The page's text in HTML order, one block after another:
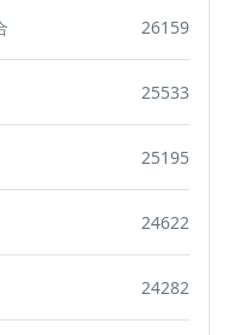
26159
25533
25195
24622
24282